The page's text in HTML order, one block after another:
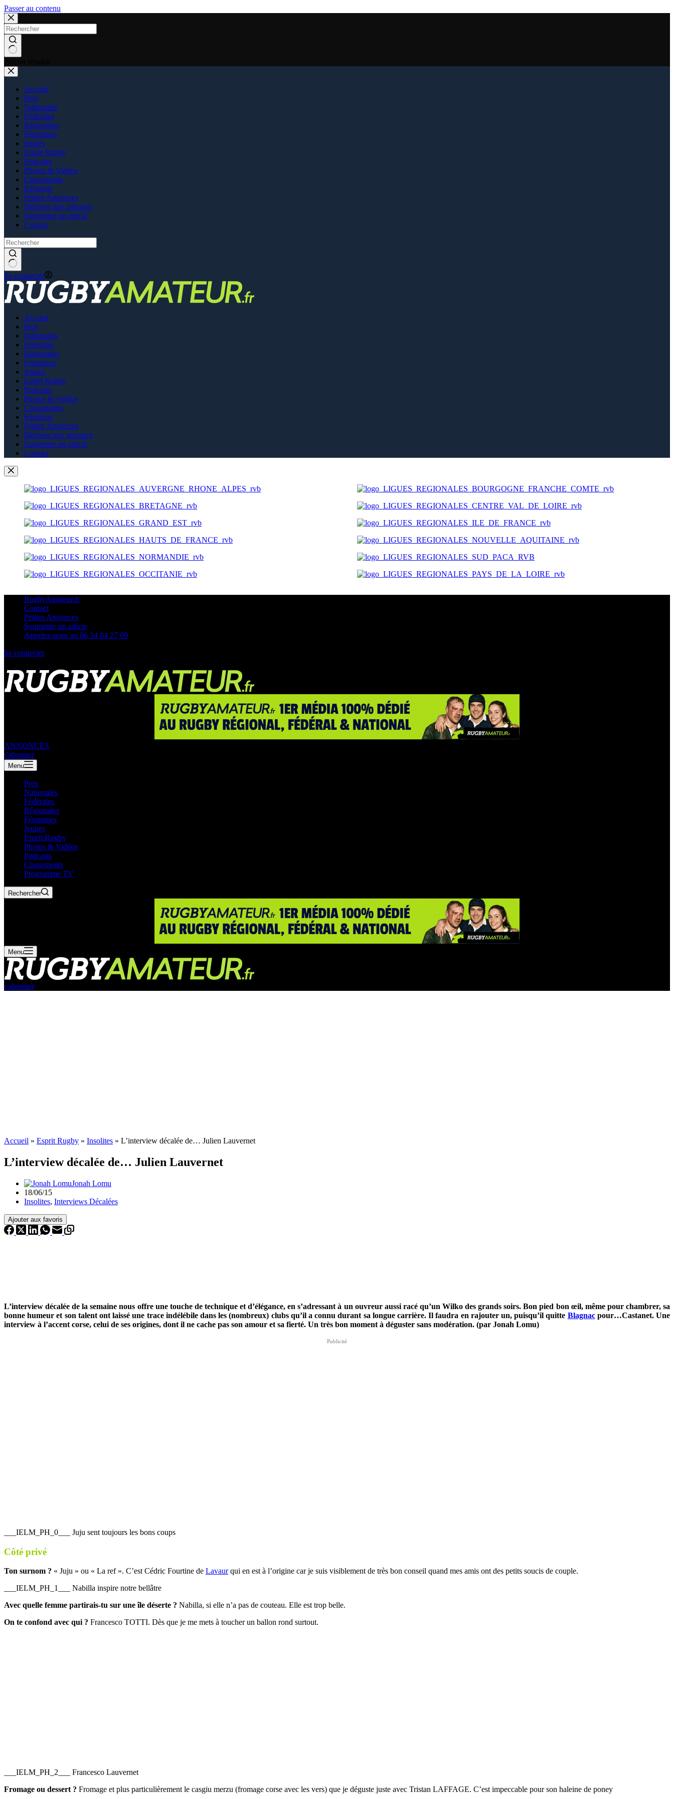
Passer au contenu
Accueil
Pros
Nationales
Fédérales
Régionales
Féminines
Jeunes
Esprit Rugby
Podcasts
Photos & Vidéos
Classements
Résultats
Petites Annonces
Déposer une annonce
Soumettre un article
Contact
Se connecter
Accueil
Pros
Nationales
Fédérales
Régionales
Féminines
Jeunes
Esprit Rugby
Podcasts
Photos & Vidéos
Classements
Résultats
Petites Annonces
Déposer une annonce
Soumettre un article
Contact
RugbyAmateur.fr
Contact
Petites Annonces
Soumettre un article
Appelez-nous au 06 34 04 27 09
Se connecter
ANNONCES
s'abonner
Menu
Pros
Nationales
Fédérales
Régionales
Féminines
Jeunes
Esprit Rugby
Photos & Vidéos
Podcasts
Classements
Programme TV
Rechercher
Menu
s'abonner
Accueil » Esprit Rugby » Insolites » L’interview décalée de… Julien Lauvernet
L’interview décalée de… Julien Lauvernet
Jonah Lomu
18/06/15
Insolites, Interviews Décalées
Ajouter aux favoris
L’interview décalée de la semaine nous offre une touche de technique et d’élégance, en s’adressant à un ouvreur aussi racé qu’un Wilko des grands soirs. Bon pied bon œil, même pour chambrer, sa
bonne humeur et son talent ont laissé une trace indélébile dans les (nombreux) clubs qu’il a connu durant sa longue carrière. Il faudra en rajouter un, puisqu’il quitte Blagnacpour…Castanet. Une
interview à l’accent corse, celui de ses origines, dont il ne cache pas son amour et sa fierté. Un très bon moment à déguster sans modération. (par Jonah Lomu)
___IELM_PH_0___ Juju sent toujours les bons coups
Côté privé
Ton surnom ? « Juju » ou « La ref ». C’est Cédric Fourtine de Lavaurqui en est à l’origine car je suis visiblement de très bon conseil quand mes amis ont des petits soucis de couple.
___IELM_PH_1___ Nabilla inspire notre bellâtre
Avec quelle femme partirais-tu sur une île déserte ? Nabilla, si elle n’a pas de couteau. Elle est trop belle.
On te confond avec qui ? Francesco TOTTI. Dès que je me mets à toucher un ballon rond surtout.
___IELM_PH_2___ Francesco Lauvernet
Fromage ou dessert ? Fromage et plus particulièrement le casgiu merzu (fromage corse avec les vers) que je déguste juste avec Tristan LAFFAGE. C’est impeccable pour son haleine de poney